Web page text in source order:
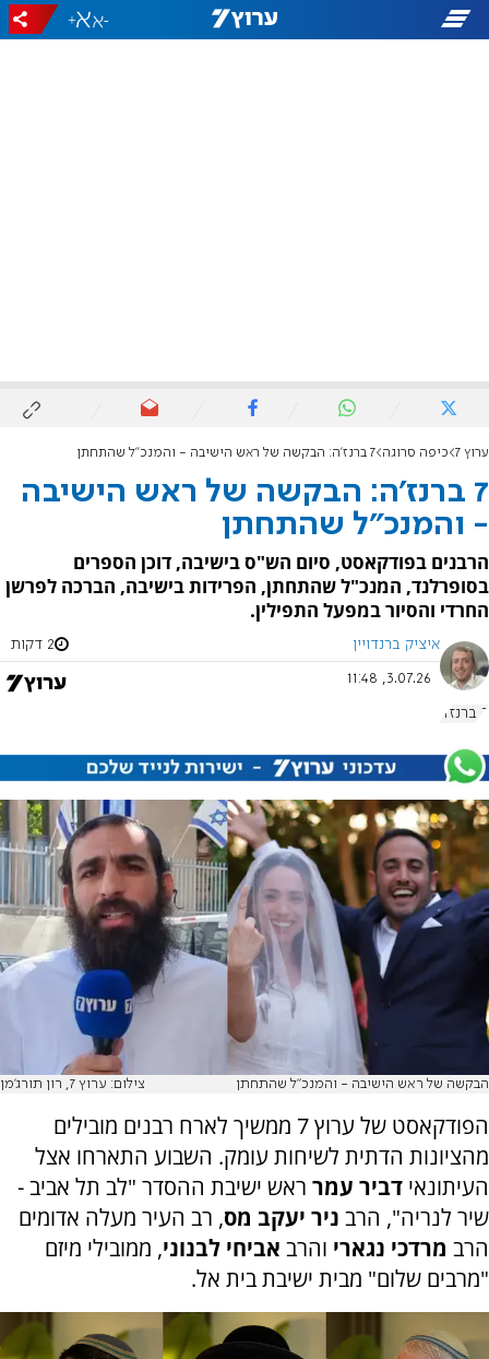
-
+
ערוץ 7 כיפה סרוגה 7 ברנז'ה: הבקשה של ראש הישיבה - והמנכ"ל שהתחתן
7 ברנז'ה: הבקשה של ראש הישיבה
- והמנכ"ל שהתחתן
הרבנים בפודקאסט, סיום הש"ס בישיבה, דוכן הספרים
בסופרלנד, המנכ"ל שהתחתן, הפרידות בישיבה, הברכה לפרשן
החרדי והסיור במפעל התפילין.
איציק ברנדויין 2 דקות
3.07.26, 11:48
7 ברנז'ה
הבקשה של ראש הישיבה - והמנכ"ל שהתחתן צילום: ערוץ 7, רון תורג'מן
הפודקאסט של ערוץ 7 ממשיך לארח רבנים מובילים
מהציונות הדתית לשיחות עומק. השבוע התארחו אצל
העיתונאי דביר עמר ראש ישיבת ההסדר "לב תל אביב -
שיר לנריה", הרב ניר יעקב מס, רב העיר מעלה אדומים
הרב מרדכי נגארי והרב אביחי לבנוני, ממובילי מיזם
"מרבים שלום" מבית ישיבת בית אל.